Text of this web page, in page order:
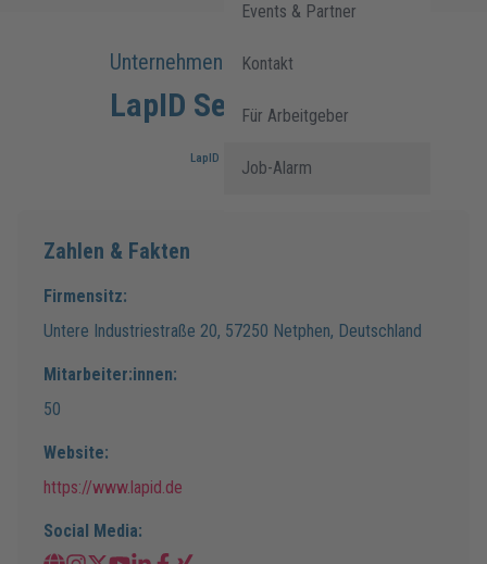
Events & Partner
Kontakt
Für Arbeitgeber
Job-Alarm
Unternehmensprofil:
LapID Service GmbH
LapID Service GmbH
Zahlen & Fakten
Firmensitz:
Untere Industriestraße 20, 57250 Netphen, Deutschland
Mitarbeiter:innen:
50
Website:
https://www.lapid.de
Social Media: